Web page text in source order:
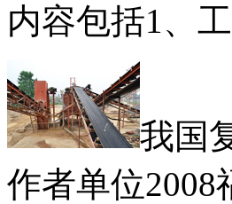
内容包括1、
我国
作者单位2008